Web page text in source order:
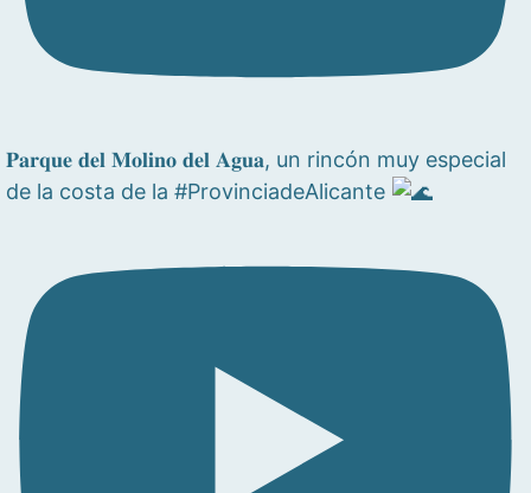
𝐏𝐚𝐫𝐪𝐮𝐞 𝐝𝐞𝐥 𝐌𝐨𝐥𝐢𝐧𝐨 𝐝𝐞𝐥 𝐀𝐠𝐮𝐚, un rincón muy especial
de la costa de la #ProvinciadeAlicante